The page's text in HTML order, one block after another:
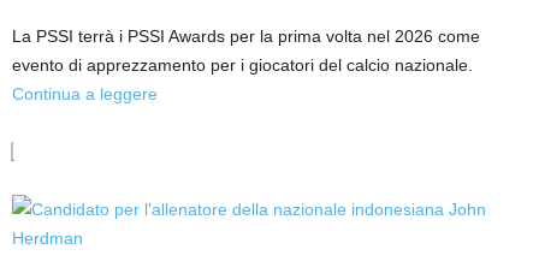
La PSSI terrà i PSSI Awards per la prima volta nel 2026 come
evento di apprezzamento per i giocatori del calcio nazionale.
Continua a leggere